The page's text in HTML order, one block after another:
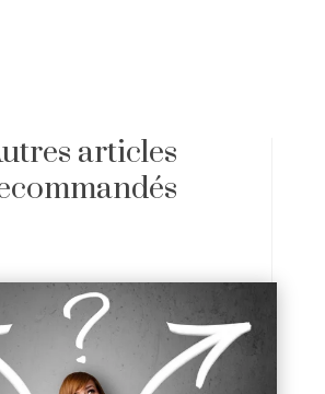
articles